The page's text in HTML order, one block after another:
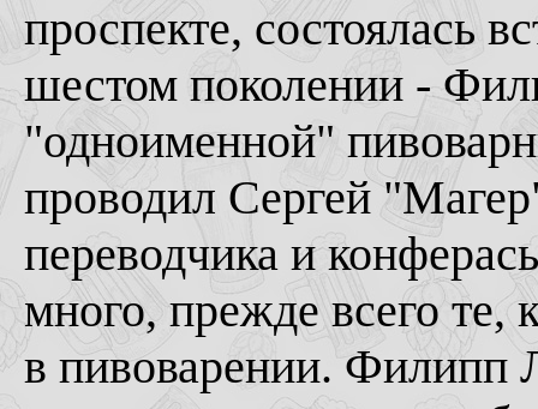
проспекте, состоялась
шестом поколении -
"одноименной"
проводил Сергей
переводчика и
много, прежде всего те,
в пивоварении. Филипп